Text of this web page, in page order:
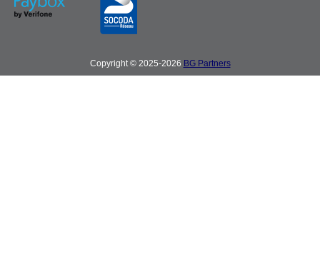
Copyright © 2025-2026 BG Partners